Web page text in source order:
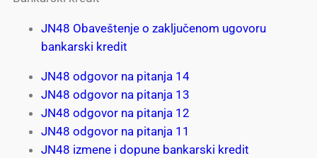
JN48 Obaveštenje o zaključenom ugovoru
bankarski kredit
ЈN48 odgovor na pitanja 14
ЈN48 odgovor na pitanja 13
ЈN48 odgovor na pitanja 12
ЈN48 odgovor na pitanja 11
ЈN48 izmene i dopune bankarski kredit